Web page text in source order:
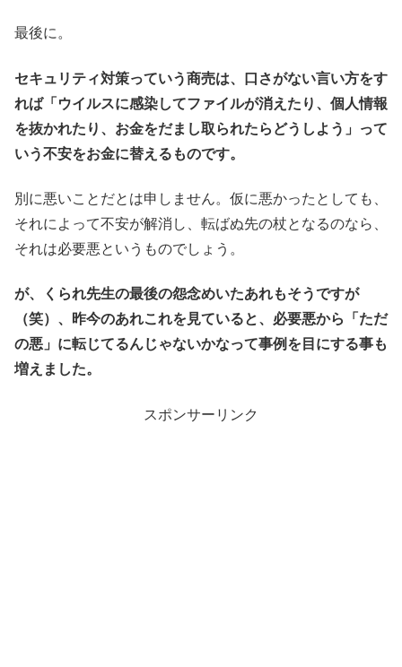
最後に。
セキュリティ対策っていう商売は、口さがない言い方をす
れば「ウイルスに感染してファイルが消えたり、個人情報
を抜かれたり、お金をだまし取られたらどうしよう」って
いう不安をお金に替えるものです。
別に悪いことだとは申しません。仮に悪かったとしても、
それによって不安が解消し、転ばぬ先の杖となるのなら、
それは必要悪というものでしょう。
が、くられ先生の最後の怨念めいたあれもそうですが
（笑）、昨今のあれこれを見ていると、必要悪から「ただ
の悪」に転じてるんじゃないかなって事例を目にする事も
増えました。
スポンサーリンク